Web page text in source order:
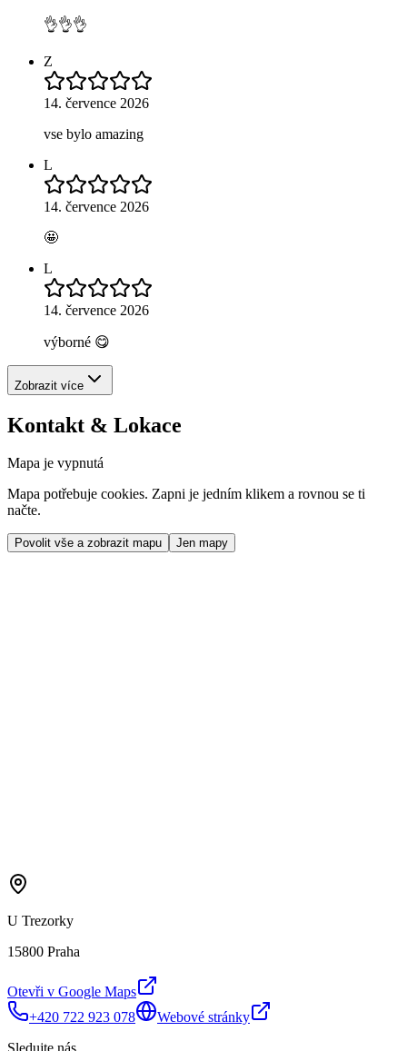
👌👌👌
Z
14. července 2026
vse bylo amazing
L
14. července 2026
🤩
L
14. července 2026
výborné 😋
Zobrazit více
Kontakt & Lokace
Mapa je vypnutá
Mapa potřebuje cookies. Zapni je jedním klikem a rovnou se ti
načte.
Povolit vše a zobrazit mapu Jen mapy
U Trezorky
15800 Praha
Otevři v Google Maps
+420 722 923 078
Webové stránky